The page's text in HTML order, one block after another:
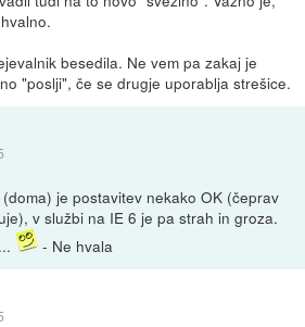
besedila. Ne vem pa zakaj je
"poslji", če se drugje uporablja strešice.
je postavitev nekako OK (čeprav
v službi na IE 6 je pa strah in groza.
- Ne hvala